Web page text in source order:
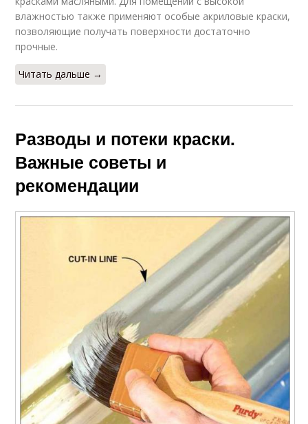
влажностью также применяют особые акриловые краски,
позволяющие получать поверхности достаточно
прочные.
Читать дальше →
Разводы и потеки краски.
Важные советы и
рекомендации